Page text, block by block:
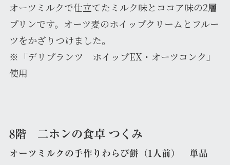
オーツミルクで仕立てたミルク味とココア味の2層
プリンです。オーツ麦のホイップクリームとフルー
ツをかざりつけました。
※「デリプランツ ホイップEX・オーツコンク」
使用
8階 二ホンの食卓 つくみ
オーツミルクの手作りわらび餅（1人前） 単品